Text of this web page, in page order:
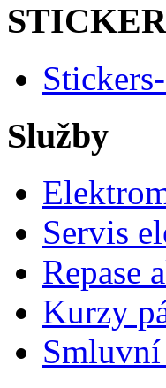
Služby
Servis
Repase
Kurzy
Smluvní